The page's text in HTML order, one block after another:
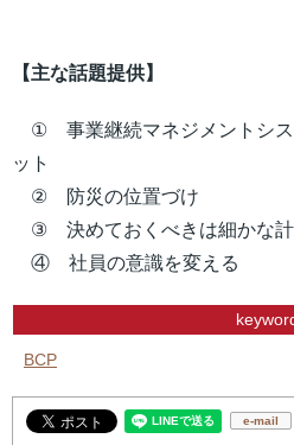
【主な話題提供】
① 事業継続マネジメントシ
ット
② 防災の位置づけ
③ 決めておくべきは細かな計
④ 社員の意識を変える
BCP
e-mail